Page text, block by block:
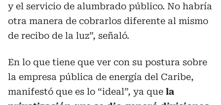
y el servicio de alumbrado público. No habría
otra manera de cobrarlos diferente al mismo
de recibo de la luz”, señaló.
En lo que tiene que ver con su postura sobre
la empresa pública de energía del Caribe,
manifestó que es lo “ideal”, ya que la